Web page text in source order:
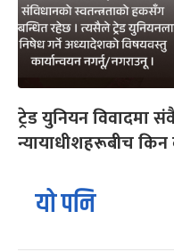
ट्रेड युनियन विवादमा
न्यायाधीशहरूबीच किन
यो पनि